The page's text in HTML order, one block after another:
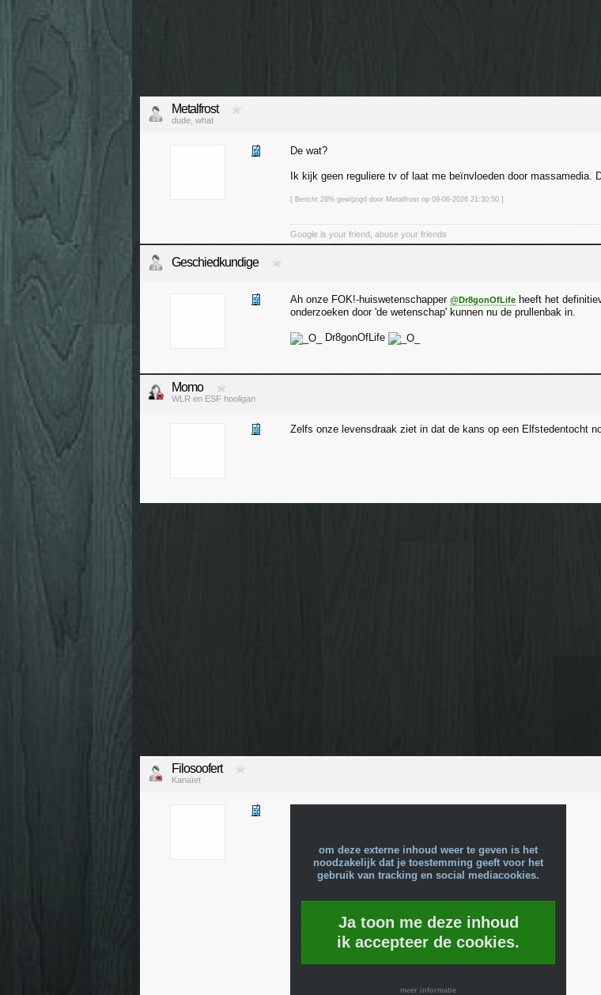
Metalfrost
dude, what
De wat?
Ik kijk geen reguliere tv of laat me beïnvloeden door massamedia.
[ Bericht 26% gewijzigd door Metalfrost op 09-06-2026 21:30:50 ]
Google is your friend, abuse your friends
Geschiedkundige
Ah onze FOK!-huiswetenschapper @Dr8gonOfLife heeft het
onderzoeken door 'de wetenschap' kunnen nu de prullenbak in.
Dr8gonOfLife
Momo
WLR en ESF hooligan
Zelfs onze levensdraak ziet in dat de kans op een Elfstedentocht
Filosoofert
Kanaïet
om deze externe inhoud weer te geven is het
noodzakelijk dat je toestemming geeft voor het
gebruik van tracking en social mediacookies.
Ja toon me deze inhoud
ik accepteer de cookies.
meer informatie